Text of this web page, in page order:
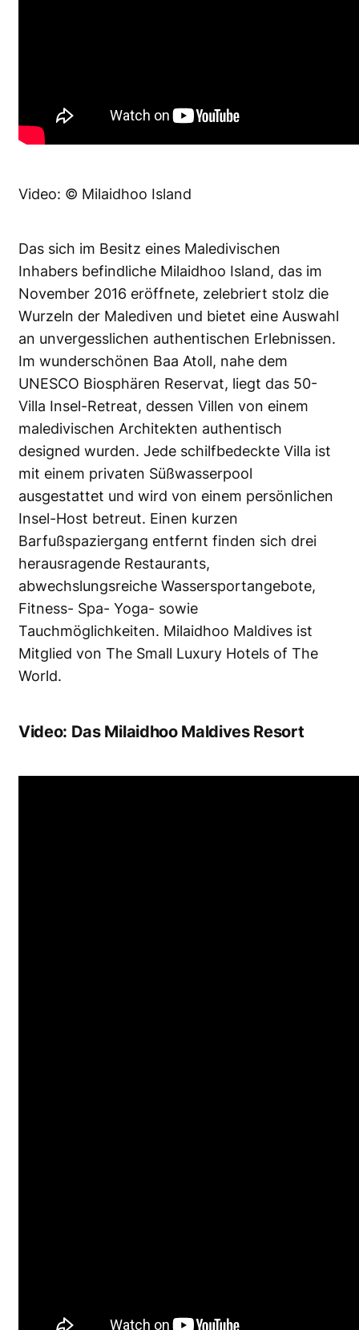
Video: © Milaidhoo Island
Das sich im Besitz eines Maledivischen
Inhabers befindliche Milaidhoo Island, das im
November 2016 eröffnete, zelebriert stolz die
Wurzeln der Malediven und bietet eine Auswahl
an unvergesslichen authentischen Erlebnissen.
Im wunderschönen Baa Atoll, nahe dem
UNESCO Biosphären Reservat, liegt das 50-
Villa Insel-Retreat, dessen Villen von einem
maledivischen Architekten authentisch
designed wurden. Jede schilfbedeckte Villa ist
mit einem privaten Süßwasserpool
ausgestattet und wird von einem persönlichen
Insel-Host betreut. Einen kurzen
Barfußspaziergang entfernt finden sich drei
herausragende Restaurants,
abwechslungsreiche Wassersportangebote,
Fitness- Spa- Yoga- sowie
Tauchmöglichkeiten. Milaidhoo Maldives ist
Mitglied von The Small Luxury Hotels of The
World.
Video: Das Milaidhoo Maldives Resort